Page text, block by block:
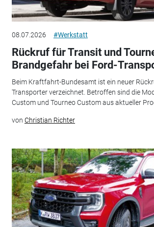
08.07.2026 #Werkstatt
Rückruf für Transit und
Brandgefahr bei Ford-
Beim Kraftfahrt-Bundesamt ist ein neuer
Transporter verzeichnet. Betroffen sind die
Custom und Tourneo Custom aus aktueller
von Christian Richter